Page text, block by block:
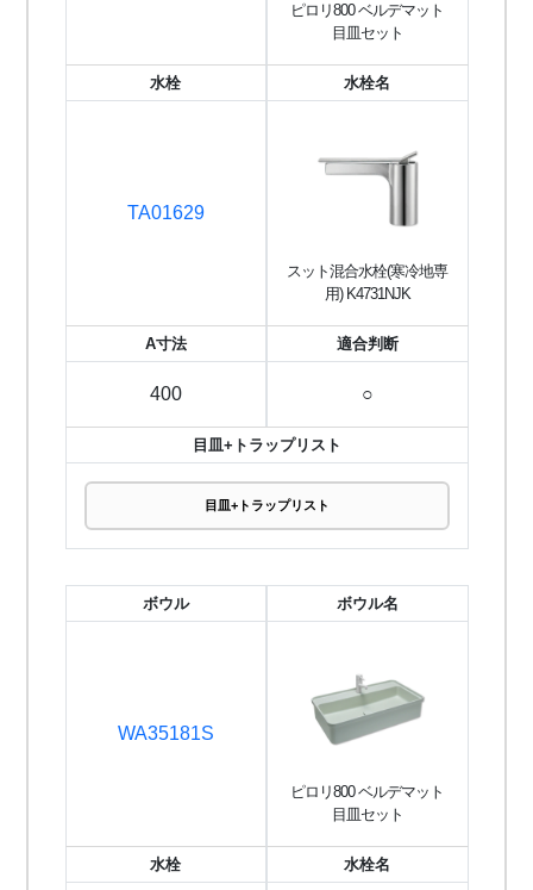
ピロリ800 ベルデマット
目皿セット
水栓
TA01629
水栓名
スット混合水栓(寒冷地専
用) K4731NJK
A寸法
400
適合判断
○
目皿+トラップリスト
目皿+トラップリスト
ボウル
WA35181S
ボウル名
ピロリ800 ベルデマット
目皿セット
水栓 水栓名